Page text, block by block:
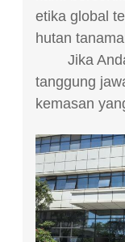
etika global
hutan
Jika Anda
tanggung
kemasan